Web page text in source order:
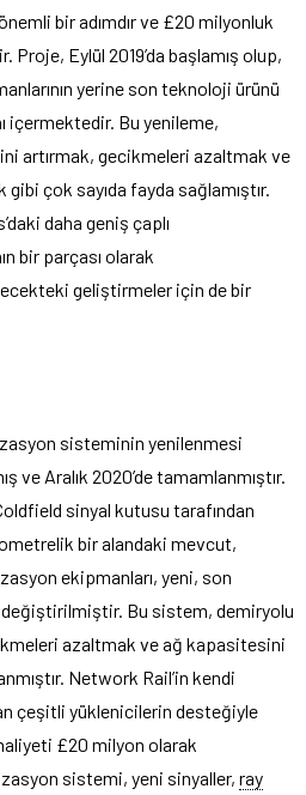
bir adımdır ve £20 milyonluk
Proje, Eylül 2019’da başlamış olup,
yerine son teknoloji ürünü
içermektedir. Bu yenileme,
artırmak, gecikmeleri azaltmak ve
çok sayıda fayda sağlamıştır.
daha geniş çaplı
bir parçası olarak
geliştirmeler için de bir
sisteminin yenilenmesi
ve Aralık 2020’de tamamlanmıştır.
sinyal kutusu tarafından
bir alandaki mevcut,
ekipmanları, yeni, son
Bu sistem, demiryolu
azaltmak ve ağ kapasitesini
Network Rail’in kendi
çeşitli yüklenicilerin desteğiyle
£20 milyon olarak
sistemi, yeni sinyaller, ray